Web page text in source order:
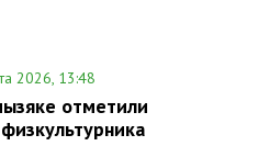
2026, 13:48
отметили